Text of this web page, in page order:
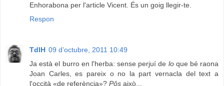
Enhorabona per l'article Vicent. És un goig llegir-te.
Respon
TdlH 09 d’octubre, 2011 10:49
Ja està el burro en l'herba: sense perjuí de loque bé raona
Joan Carles, es pareix o no la part vernacla del text a
l'occità «de referència»? Pôs això...